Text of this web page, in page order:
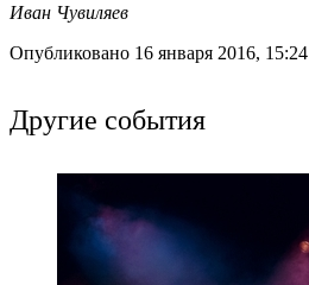
Иван Чувиляев
Опубликовано 16 января 2016, 15:24
Другие события